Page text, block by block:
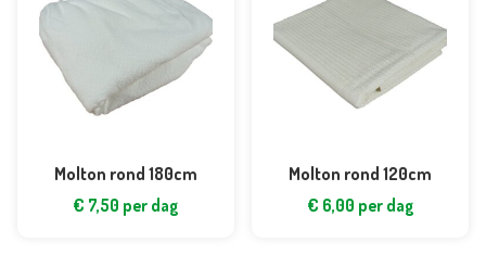
Molton rond 180cm
€ 7,50 per dag
Molton rond 120cm
€ 6,00 per dag